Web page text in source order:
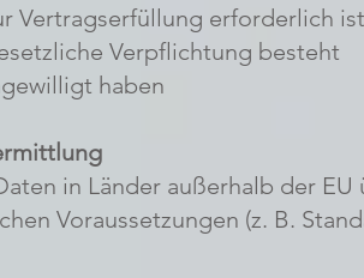
Vertragserfüllung erforderlich ist
Verpflichtung besteht
haben
in Länder außerhalb der
Voraussetzungen (z. B.